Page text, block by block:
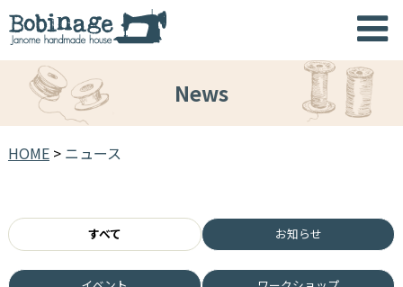
News
HOME> ニュース
すべて お知らせ